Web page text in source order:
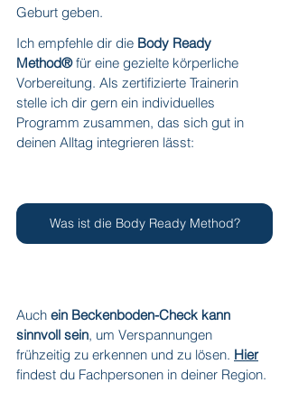
Geburt geben.
Ich empfehle dir die Body Ready
Method® für eine gezielte körperliche
Vorbereitung. Als zertifizierte Trainerin
stelle ich dir gern ein individuelles
Programm zusammen, das sich gut in
deinen Alltag integrieren lässt:
Was ist die Body Ready Method?
Auch ein Beckenboden-Check kann
sinnvoll sein, um Verspannungen
frühzeitig zu erkennen und zu lösen. Hier
findest du Fachpersonen in deiner Region.